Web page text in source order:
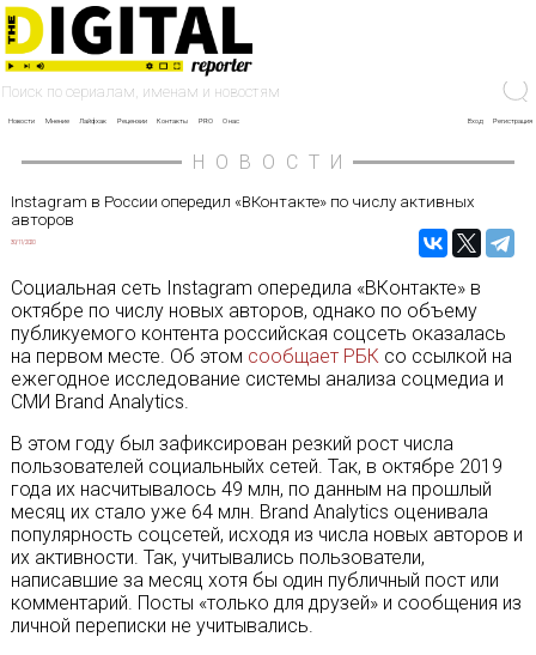
Новости Мнение Лайфхак Рецензии Контакты PRO О нас Вход Регистрация
НОВОСТИ
Instagram в России опередил «ВКонтакте» по числу активных
авторов
30/11/2020
Социальная сеть Instagram опередила «ВКонтакте» в
октябре по числу новых авторов, однако по объему
публикуемого контента российская соцсеть оказалась
на первом месте. Об этом сообщает РБКсо ссылкой на
ежегодное исследование системы анализа соцмедиа и
СМИ Brand Analytics.
В этом году был зафиксирован резкий рост числа
пользователей социальныйх сетей. Так, в октябре 2019
года их насчитывалось 49 млн, по данным на прошлый
месяц их стало уже 64 млн. Brand Analytics оценивала
популярность соцсетей, исходя из числа новых авторов и
их активности. Так, учитывались пользователи,
написавшие за месяц хотя бы один публичный пост или
комментарий. Посты «только для друзей» и сообщения из
личной переписки не учитывались.